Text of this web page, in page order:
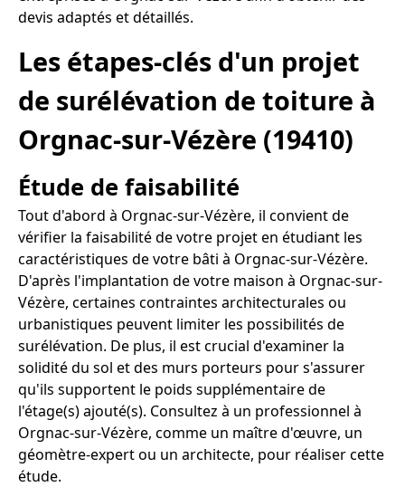
devis adaptés et détaillés.
Les étapes-clés d'un projet
de surélévation de toiture à
Orgnac-sur-Vézère (19410)
Étude de faisabilité
Tout d'abord à Orgnac-sur-Vézère, il convient de
vérifier la faisabilité de votre projet en étudiant les
caractéristiques de votre bâti à Orgnac-sur-Vézère.
D'après l'implantation de votre maison à Orgnac-sur-
Vézère, certaines contraintes architecturales ou
urbanistiques peuvent limiter les possibilités de
surélévation. De plus, il est crucial d'examiner la
solidité du sol et des murs porteurs pour s'assurer
qu'ils supportent le poids supplémentaire de
l'étage(s) ajouté(s). Consultez à un professionnel à
Orgnac-sur-Vézère, comme un maître d'œuvre, un
géomètre-expert ou un architecte, pour réaliser cette
étude.